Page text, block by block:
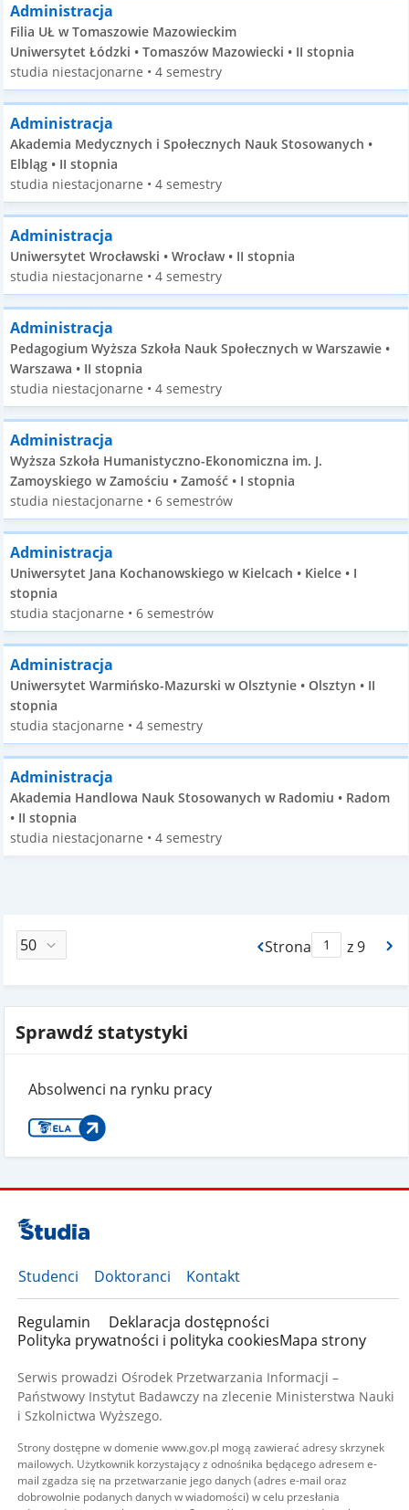
Administracja
Filia UŁ w Tomaszowie Mazowieckim
Uniwersytet Łódzki • Tomaszów Mazowiecki • II stopnia
studia niestacjonarne • 4 semestry
Administracja
Akademia Medycznych i Społecznych Nauk Stosowanych •
Elbląg • II stopnia
studia niestacjonarne • 4 semestry
Administracja
Uniwersytet Wrocławski • Wrocław • II stopnia
studia niestacjonarne • 4 semestry
Administracja
Pedagogium Wyższa Szkoła Nauk Społecznych w Warszawie •
Warszawa • II stopnia
studia niestacjonarne • 4 semestry
Administracja
Wyższa Szkoła Humanistyczno-Ekonomiczna im. J.
Zamoyskiego w Zamościu • Zamość • I stopnia
studia niestacjonarne • 6 semestrów
Administracja
Uniwersytet Jana Kochanowskiego w Kielcach • Kielce • I
stopnia
studia stacjonarne • 6 semestrów
Administracja
Uniwersytet Warmińsko-Mazurski w Olsztynie • Olsztyn • II
stopnia
studia stacjonarne • 4 semestry
Administracja
Akademia Handlowa Nauk Stosowanych w Radomiu • Radom
• II stopnia
studia niestacjonarne • 4 semestry
Strona
Max Stronaz 9
Sprawdź statystyki
Absolwenci na rynku pracy
Studenci Doktoranci Kontakt
Regulamin
Deklaracja dostępności
Polityka prywatności i polityka cookiesMapa strony
Serwis prowadzi Ośrodek Przetwarzania Informacji –
Państwowy Instytut Badawczy na zlecenie Ministerstwa Nauki
i Szkolnictwa Wyższego.
Strony dostępne w domenie www.gov.pl mogą zawierać adresy skrzynek
mailowych. Użytkownik korzystający z odnośnika będącego adresem e-
mail zgadza się na przetwarzanie jego danych (adres e-mail oraz
dobrowolnie podanych danych w wiadomości) w celu przesłania